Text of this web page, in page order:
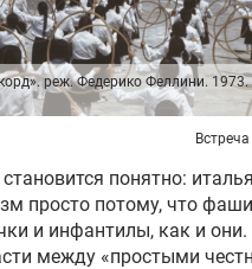
реж. Федерико Феллини. 1973.
понятно:
просто потому, что
и инфантилы, как и они.
между «простыми